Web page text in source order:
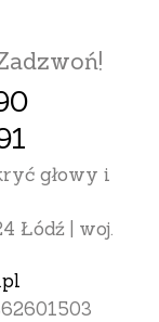
głowy i
Łódź | woj.